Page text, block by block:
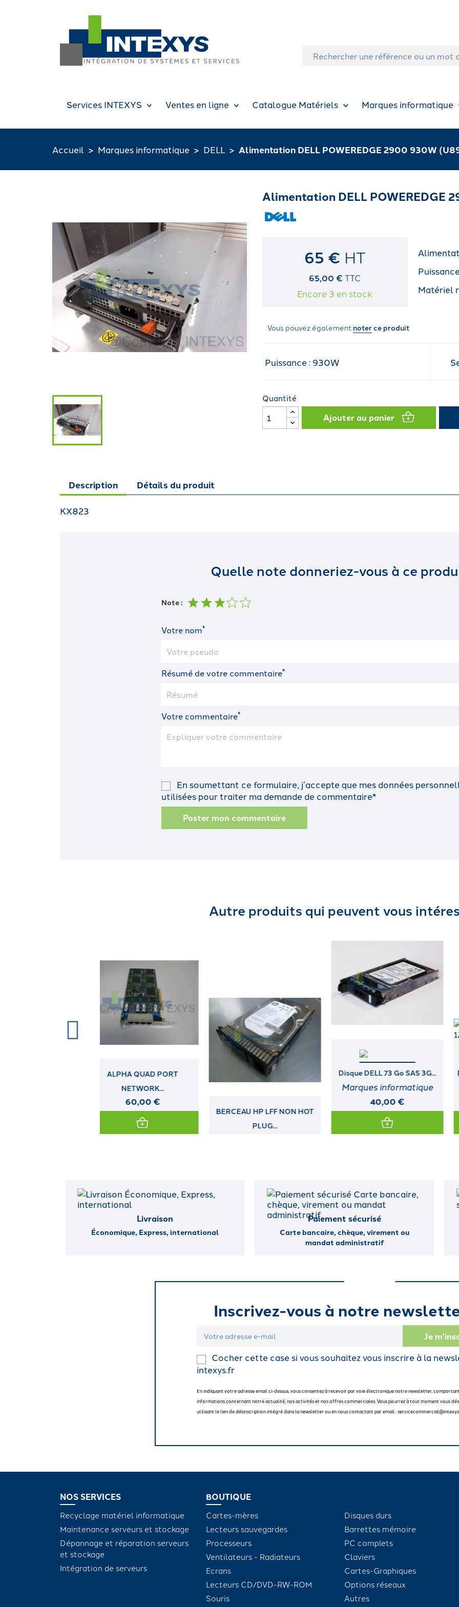
Services INTEXYS Ventes en ligne Catalogue Matériels Marques informatique
Accueil Marques informatique DELL Alimentation DELL POWEREDGE 2900 930W
Alimentation DELL POWEREDGE
65 € HT
65,00 € TTC
Encore 3 en stock
Matériel
Vous pouvez également noterce produit
Puissance : 930W
Quantité
Ajouter au panier
Description Détails du produit
KX823
Quelle note donneriez-vous à ce
Note :
Votre nom*
Résumé de votre commentaire*
Votre commentaire*
En soumettant ce formulaire, j’accepte que mes données
utilisées pour traiter ma demande de commentaire*
Poster mon commentaire
Autre produits qui peuvent vous
BERCEAU HP LFF NON HOT
Disque DELL 73 Go SAS 3G... Disque HP 1,2 To SAS DS 12G...
Marques informatique
120,00 €
Livraison
Économique, Express, international
Paiement sécurisé
Carte bancaire, chèque, virement ou
mandat administratif
Inscrivez-vous à notre
Cocher cette case si vous souhaitez vous inscrire à la
intexys.fr
En indiquant votre adresse email ci-dessus, vous consentez à recevoir par voie électronique notre newsletter,
informations concernant notre actualité, nos activités et nos offres commerciales. Vous pourrez à tout moment vous
utilisant le lien de désinscription intégré dans la newsletter ou en nous contactant par email :
NOS SERVICES
Recyclage matériel informatique
Maintenance serveurs et stockage
Dépannage et réparation serveurs
et stockage
Intégration de serveurs
BOUTIQUE
Cartes-mères
Disques durs
Lecteurs sauvegardes
Barrettes mémoire
Processeurs
PC complets
Ventilateurs - Radiateurs
Claviers
Ecrans
Cartes-Graphiques
Lecteurs CD/DVD-RW-ROM
Options réseaux
Souris
Autres